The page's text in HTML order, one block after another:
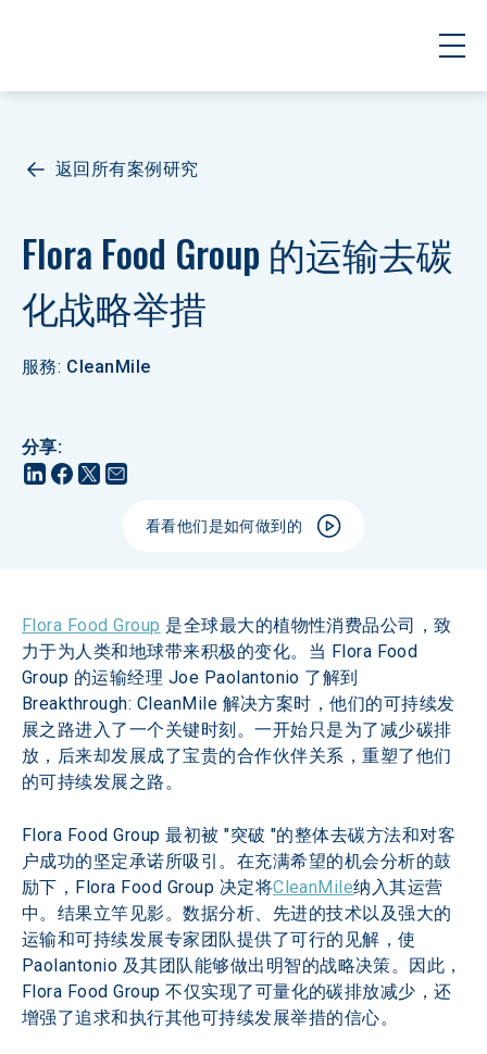
返回所有案例研究
Flora Food Group 的运输去碳
化战略举措
服務: CleanMile
分享:
看看他们是如何做到的
Flora Food Group 是全球最大的植物性消费品公司，致
力于为人类和地球带来积极的变化。当 Flora Food
Group 的运输经理 Joe Paolantonio 了解到
Breakthrough: CleanMile 解决方案时，他们的可持续发
展之路进入了一个关键时刻。一开始只是为了减少碳排
放，后来却发展成了宝贵的合作伙伴关系，重塑了他们
的可持续发展之路。
Flora Food Group 最初被 "突破 "的整体去碳方法和对客
户成功的坚定承诺所吸引。在充满希望的机会分析的鼓
励下，Flora Food Group 决定将CleanMile纳入其运营
中。结果立竿见影。数据分析、先进的技术以及强大的
运输和可持续发展专家团队提供了可行的见解，使
Paolantonio 及其团队能够做出明智的战略决策。因此，
Flora Food Group 不仅实现了可量化的碳排放减少，还
增强了追求和执行其他可持续发展举措的信心。